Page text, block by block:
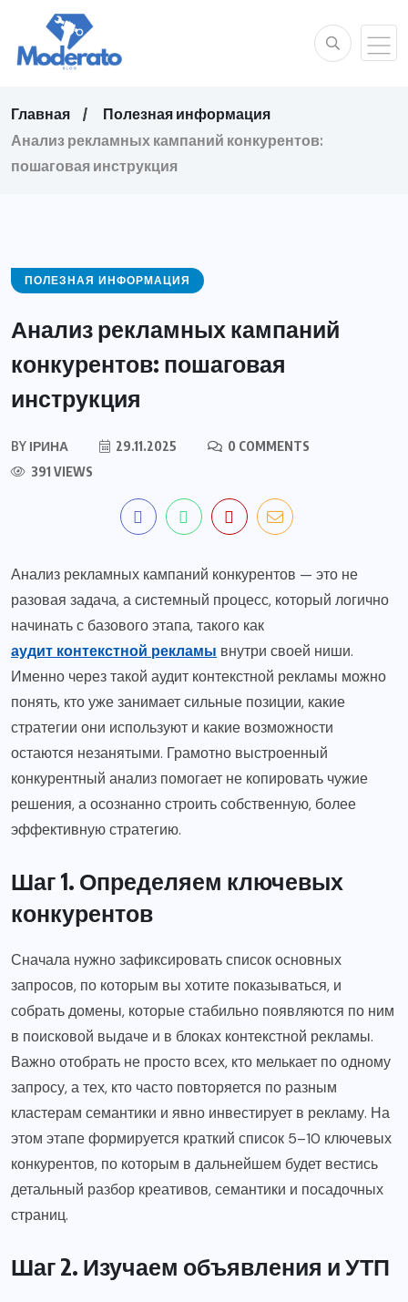
Главная
Полезная информация
Анализ рекламных кампаний конкурентов:
пошаговая инструкция
ПОЛЕЗНАЯ ИНФОРМАЦИЯ
Анализ рекламных кампаний
конкурентов: пошаговая
инструкция
BY ІРИНА 29.11.2025
0 COMMENTS
391 VIEWS
Анализ рекламных кампаний конкурентов — это не
разовая задача, а системный процесс, который логично
начинать с базового этапа, такого как
аудит контекстной рекламы внутри своей ниши.
Именно через такой аудит контекстной рекламы можно
понять, кто уже занимает сильные позиции, какие
стратегии они используют и какие возможности
остаются незанятыми. Грамотно выстроенный
конкурентный анализ помогает не копировать чужие
решения, а осознанно строить собственную, более
эффективную стратегию.
Шаг 1. Определяем ключевых
конкурентов
Сначала нужно зафиксировать список основных
запросов, по которым вы хотите показываться, и
собрать домены, которые стабильно появляются по ним
в поисковой выдаче и в блоках контекстной рекламы.
Важно отобрать не просто всех, кто мелькает по одному
запросу, а тех, кто часто повторяется по разным
кластерам семантики и явно инвестирует в рекламу. На
этом этапе формируется краткий список 5–10 ключевых
конкурентов, по которым в дальнейшем будет вестись
детальный разбор креативов, семантики и посадочных
страниц.
Шаг 2. Изучаем объявления и УТП